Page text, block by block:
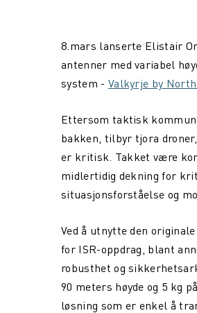
8.mars lanserte Elistair
antenner med variabel
system - Valkyrje by
Ettersom taktisk
bakken, tilbyr tjora
er kritisk. Takket være
midlertidig dekning for
situasjonsforståelse og
Ved å utnytte den
for ISR-oppdrag, blant
robusthet og
90 meters høyde og 5 kg
løsning som er enkel å